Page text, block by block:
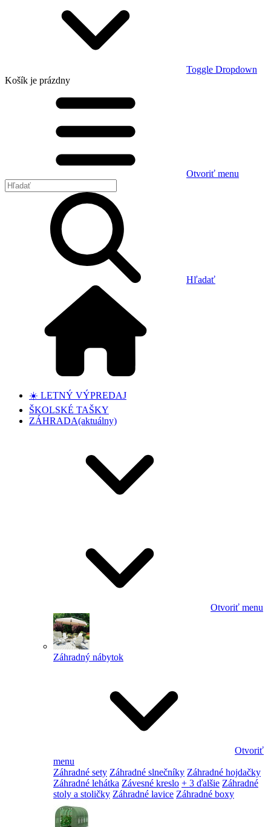
Toggle Dropdown
Košík je prázdny
Otvoriť menu
Hľadať
☀️ LETNÝ VÝPREDAJ
ŠKOLSKÉ TAŠKY
ZÁHRADA(aktuálny)
Otvoriť menu
Záhradný nábytok
Otvoriť
menu
Záhradné sety Záhradné slnečníky Záhradné hojdačky
Záhradné lehátka Závesné kreslo + 3 ďalšie Záhradné
stoly a stoličky Záhradné lavice Záhradné boxy